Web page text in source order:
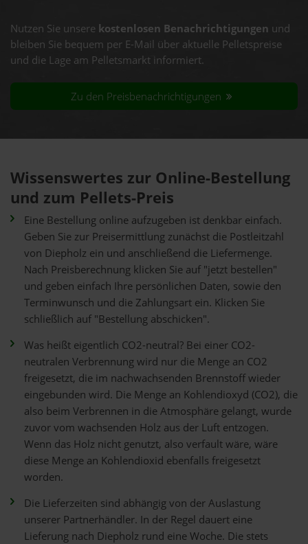
Nutzen Sie unsere kostenlosen Benachrichtigungen und
bleiben Sie bequem per E-Mail über aktuelle Pelletspreise
und die Lage am Pelletsmarkt informiert.
Zu den Preisbenachrichtigungen
Wissenswertes zur Online-Bestellung
und zum Pellets-Preis
Eine Bestellung online aufzugeben ist denkbar einfach.
Geben Sie zur Preisermittlung zunächst die Postleitzahl
von Diepholz ein und anschließend die Liefermenge.
Nach Preisberechnung klicken Sie auf "jetzt bestellen"
und geben einfach Ihre persönlichen Daten, sowie den
Terminwunsch und die Zahlungsart ein. Klicken Sie
schließlich auf "Bestellung abschicken".
Was heißt eigentlich CO2-neutral? Bei einer CO2-
neutralen Verbrennung wird nur die Menge an CO2
freigesetzt, die im nachwachsenden Brennstoff wieder
eingebunden wird. Die Menge an Kohlendioxyd (CO2), die
also beim Verbrennen in die Atmosphäre gelangt, wurde
zuvor vom wachsenden Holz aus der Luft entzogen.
Wenn das Holz nicht genutzt, also verfault wäre, wäre
diese Menge an Kohlendioxid ebenfalls freigesetzt
worden.
Die Lieferzeiten sind abhängig von der Auslastung
unserer Partnerhändler. In der Regel dauert eine
Lieferung nach Diepholz rund eine Woche. Die stets